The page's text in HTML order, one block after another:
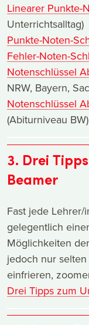
Linearer Punkte-
Unterrichtsalltag)
Punkte-Noten-
Fehler-Noten-
Notenschlüssel
NRW, Bayern,
Notenschlüssel
(Abiturniveau BW)
3. Drei
Beamer
Fast jede
gelegentlich
Möglichkeiten
jedoch nur
einfrieren,
Drei Tipps zum